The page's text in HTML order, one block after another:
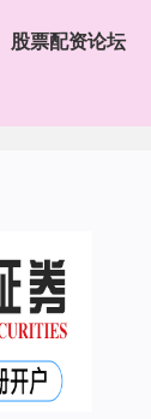
股票配资论坛